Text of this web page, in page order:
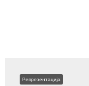
Репрезентација